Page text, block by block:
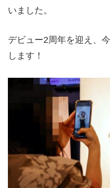
いました。
デビュー2周年を迎え、
します！